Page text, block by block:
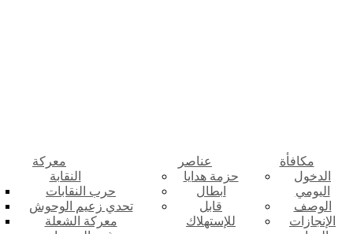
معركة
النقابة
حرب النقابات
تحدي زعيم الوحوش
معركة الشعلة
عناصر
حزمة هدايا
ابطال
قابل
للإستهلاك
مكافأة
الدخول
اليومي
الوصف
الإنجازات